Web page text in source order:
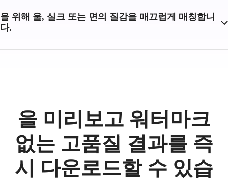
을 위해 울, 실크 또는 면의 질감을 매끄럽게 매칭합니
다.
을 미리보고 워터마크
없는 고품질 결과를 즉
시 다운로드할 수 있습